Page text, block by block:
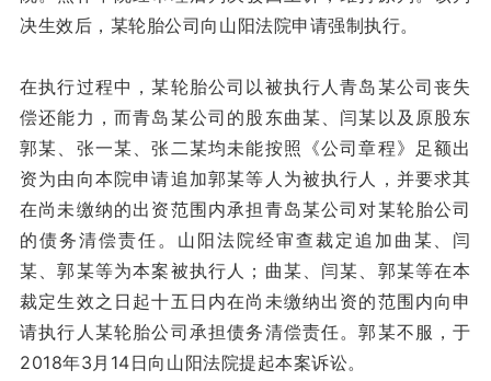
决生效后，某轮胎公司向山阳法院申请强制执行。
在执行过程中，某轮胎公司以被执行人青岛某公司丧失
偿还能力，而青岛某公司的股东曲某、闫某以及原股东
郭某、张一某、张二某均未能按照《公司章程》足额出
资为由向本院申请追加郭某等人为被执行人，并要求其
在尚未缴纳的出资范围内承担青岛某公司对某轮胎公司
的债务清偿责任。山阳法院经审查裁定追加曲某、闫
某、郭某等为本案被执行人；曲某、闫某、郭某等在本
裁定生效之日起十五日内在尚未缴纳出资的范围内向申
请执行人某轮胎公司承担债务清偿责任。郭某不服，于
2018年3月14日向山阳法院提起本案诉讼。